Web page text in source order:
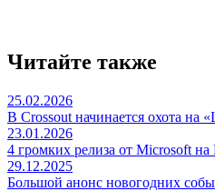
Читайте также
25.02.2026
В Crossout начинается охота на
23.01.2026
4 громких релиза от Microsoft
29.12.2025
Большой анонс новогодних